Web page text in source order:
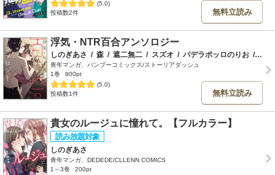
(5.0)
投稿数2件
無料立読み
浮気・NTR百合アンソロジー
しのぎあさ / 森 / 遮二無二 / スズオ / パデラポッロのりお / んみ
青年マンガ、バンブーコミックス/ストーリアダッシュ
1巻
900pt
(5.0)
投稿数1件
無料立読み
貴女のルージュに憧れて。【フルカラー】
しのぎあさ
青年マンガ、DEDEDE/CLLENN COMICS
1～3巻
200pt